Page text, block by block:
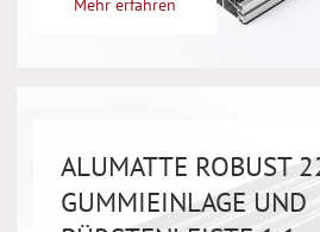
Mehr erfahren
ALUMATTE ROBUST
GUMMIEINLAGE UND